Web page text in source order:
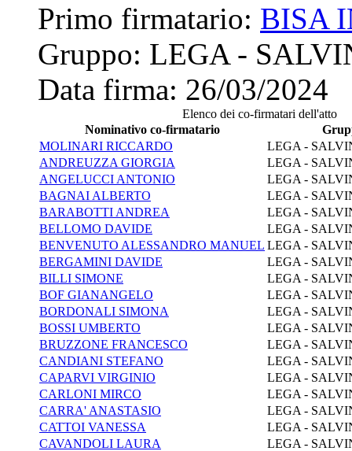
Primo firmatario: BISA
Gruppo: LEGA -
Data firma: 26/03/2024
Elenco dei co-firmatari dell'atto
Nominativo co-firmatario
MOLINARI RICCARDO
LEGA -
ANDREUZZA GIORGIA
LEGA -
ANGELUCCI ANTONIO
LEGA -
BAGNAI ALBERTO
LEGA -
BARABOTTI ANDREA
LEGA -
BELLOMO DAVIDE
LEGA -
BENVENUTO ALESSANDRO MANUEL LEGA -
BERGAMINI DAVIDE
LEGA -
BILLI SIMONE
LEGA -
BOF GIANANGELO
LEGA -
BORDONALI SIMONA
LEGA -
BOSSI UMBERTO
LEGA -
BRUZZONE FRANCESCO
LEGA -
CANDIANI STEFANO
LEGA -
CAPARVI VIRGINIO
LEGA -
CARLONI MIRCO
LEGA -
CARRA' ANASTASIO
LEGA -
CATTOI VANESSA
LEGA -
CAVANDOLI LAURA
LEGA -